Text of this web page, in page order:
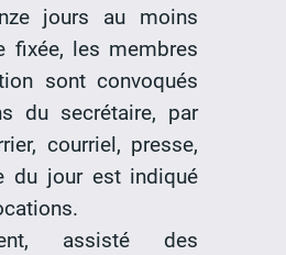
jours au moins
fixée, les membres
sont convoqués
du secrétaire, par
courriel, presse,
du jour est indiqué
assisté des